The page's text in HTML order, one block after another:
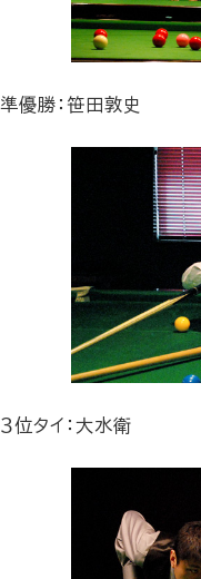
準優勝：笹田敦史
３位タイ：大水衛